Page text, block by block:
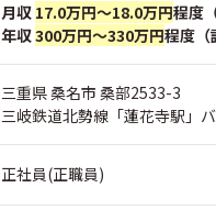
月収 17.0万円～18.0万円程度
年収300万円～330万円程度（
三重県 桑名市 桑部2533-3
三岐鉄道北勢線「蓮花寺駅」
正社員(正職員)